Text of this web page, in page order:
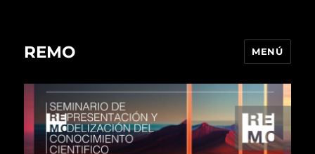
REMO MENÚ